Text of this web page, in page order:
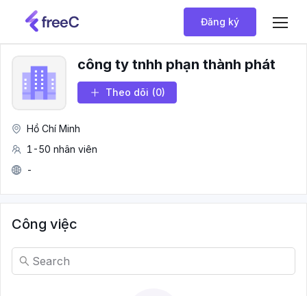
Đăng ký
công ty tnhh phạn thành phát
Theo dõi (0)
Hồ Chí Minh
1-50 nhân viên
-
Công việc